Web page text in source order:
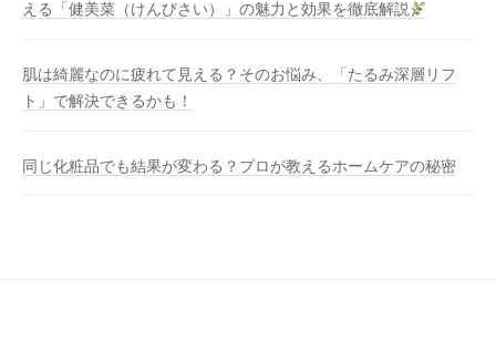
える「健美菜（けんびさい）」の魅力と効果を徹底解説
肌は綺麗なのに疲れて見える？そのお悩み、「たるみ深層リフ
ト」で解決できるかも！
同じ化粧品でも結果が変わる？プロが教えるホームケアの秘密